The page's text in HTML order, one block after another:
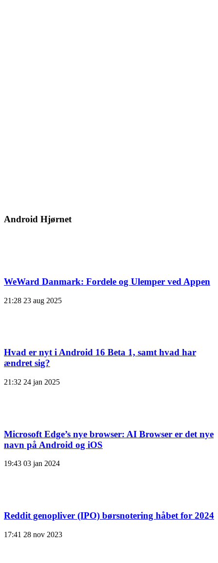
Android Hjørnet
WeWard Danmark: Fordele og Ulemper ved Appen
21:28 23 aug 2025
Hvad er nyt i Android 16 Beta 1, samt hvad har
ændret sig?
21:32 24 jan 2025
Microsoft Edge’s nye browser: AI Browser er det nye
navn på Android og iOS
19:43 03 jan 2024
Reddit genopliver (IPO) børsnotering håbet for 2024
17:41 28 nov 2023